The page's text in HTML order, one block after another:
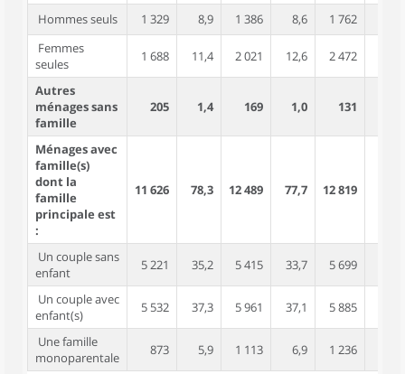
Hommes seuls 1 329 8,9 1 386 8,6 1 762
Femmes
seules
1 688 11,4 2 021 12,6 2 472
Autres
ménages sans
famille
205 1,4 169 1,0 131
Ménages avec
famille(s)
dont la
famille
principale est
:
11 626 78,3 12 489 77,7 12 819
Un couple sans
enfant
5 221 35,2 5 415 33,7 5 699
Un couple avec
enfant(s)
5 532 37,3 5 961 37,1 5 885
Une famille
monoparentale
873 5,9 1 113 6,9 1 236